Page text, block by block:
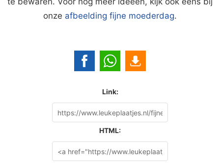
onze afbeelding fijne moederdag.
Link:
HTML: